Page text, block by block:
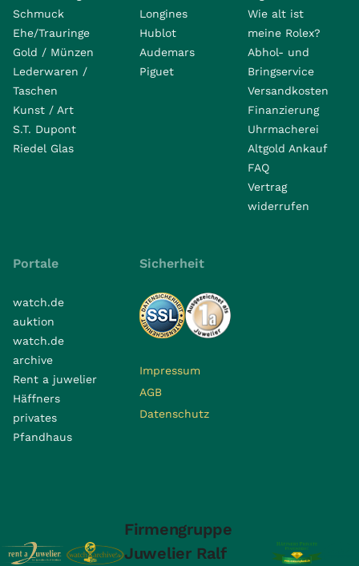
Schmuck
Ehe/Trauringe
Gold / Münzen
Lederwaren /
Taschen
Kunst / Art
S.T. Dupont
Riedel Glas
Longines
Hublot
Audemars
Piguet
Wie alt ist
meine Rolex?
Abhol- und
Bringservice
Versandkosten
Finanzierung
Uhrmacherei
Altgold Ankauf
FAQ
Vertrag
widerrufen
Portale
watch.de
auktion
watch.de
archive
Rent a juwelier
Häffners
privates
Pfandhaus
Sicherheit
Impressum
AGB
Datenschutz
Firmengruppe
Juwelier Ralf